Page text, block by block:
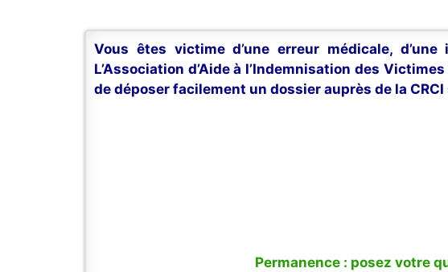
Vous êtes victime d’une erreur médicale,
L’Association d’Aide à l’Indemnisation des
de déposer facilement un dossier auprès de la
Permanence : posez votre